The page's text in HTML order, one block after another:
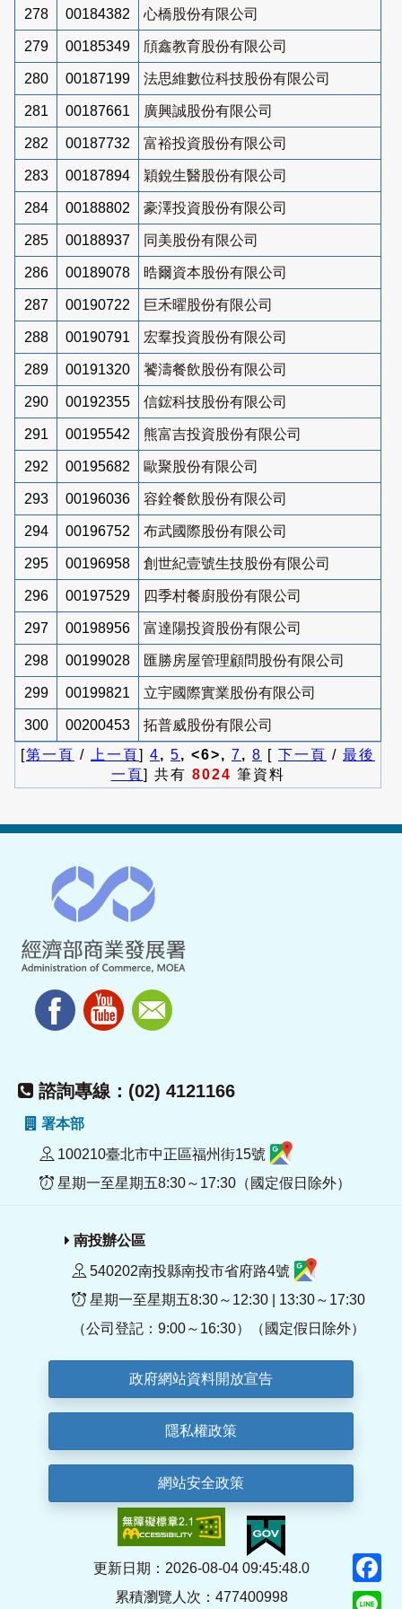
278 00184382 心橋股份有限公司
279 00185349 頎鑫教育股份有限公司
280 00187199 法思維數位科技股份有限公司
281 00187661 廣興誠股份有限公司
282 00187732 富裕投資股份有限公司
283 00187894 穎銳生醫股份有限公司
284 00188802 豪澤投資股份有限公司
285 00188937 同美股份有限公司
286 00189078 晧爾資本股份有限公司
287 00190722 巨禾曜股份有限公司
288 00190791 宏羣投資股份有限公司
289 00191320 饕濤餐飲股份有限公司
290 00192355 信鋐科技股份有限公司
291 00195542 熊富吉投資股份有限公司
292 00195682 歐聚股份有限公司
293 00196036 容銓餐飲股份有限公司
294 00196752 布武國際股份有限公司
295 00196958 創世紀壹號生技股份有限公司
296 00197529 四季村餐廚股份有限公司
297 00198956 富達陽投資股份有限公司
298 00199028 匯勝房屋管理顧問股份有限公司
299 00199821 立宇國際實業股份有限公司
300 00200453
拓普威股份有限公司
[第一頁 / 上一頁] 4, 5, <6>, 7, 8 [ 下一頁 / 最後
一頁] 共有 8024 筆資料
諮詢專線：(02) 4121166
署本部
100210臺北市中正區福州街15號
星期一至星期五8:30～17:30（國定假日除外）
南投辦公區
540202南投縣南投市省府路4號
星期一至星期五8:30～12:30 | 13:30～17:30
（公司登記：9:00～16:30）（國定假日除外）
政府網站資料開放宣告
隱私權政策
網站安全政策
更新日期：2026-08-04 09:45:48.0
累積瀏覽人次：477400998